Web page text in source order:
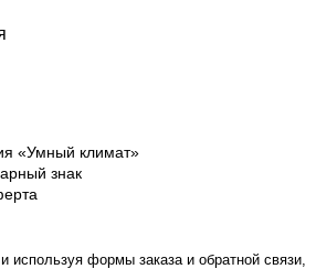
«Умный климат»
знак
используя формы заказа и обратной связи,